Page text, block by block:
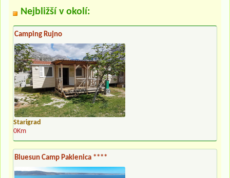
Nejbližší v okolí:
Camping Rujno
Starigrad
0Km
Bluesun Camp Paklenica ****